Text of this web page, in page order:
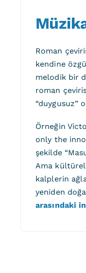
Roman
kendine
melodik bir
roman
“duygusuz”
Örneğin
only the
şekilde
Ama kültürel
kalplerin
yeniden
arasındaki